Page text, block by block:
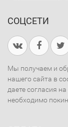
СОЦСЕТИ
Мы получаем и
нашего сайта в
даете согласия
необходимо